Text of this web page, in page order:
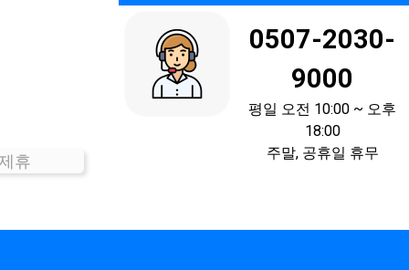
휴
0507-2030-
9000
평일 오전 10:00 ~ 오후
18:00
주말, 공휴일 휴무